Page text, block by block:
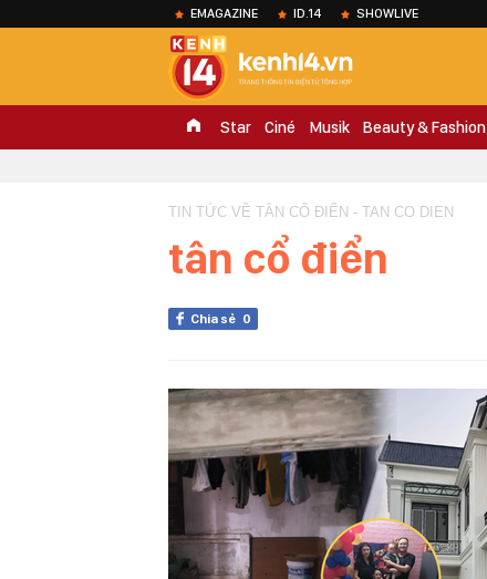
EMAGAZINE ID.14 SHOWLIVE
Star Ciné Musik Beauty & Fashion
TIN TỨC VỀ TÂN CỔ ĐIỂN - TAN CO DIEN
tân cổ điển
Chia sẻ 0